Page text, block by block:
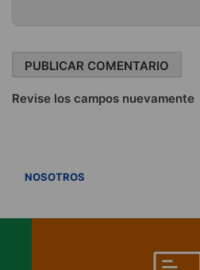
Revise los campos nuevamente
NOSOTROS